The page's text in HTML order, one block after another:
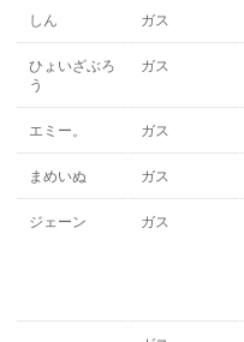
しん ガス
ひょいざぶろ
う
ガス
エミー。 ガス
まめいぬ ガス
ジェーン ガス